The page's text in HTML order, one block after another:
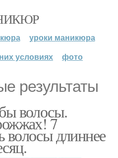
уроки маникюра
условиях
фото
результаты
волосы.
7
волосы длиннее